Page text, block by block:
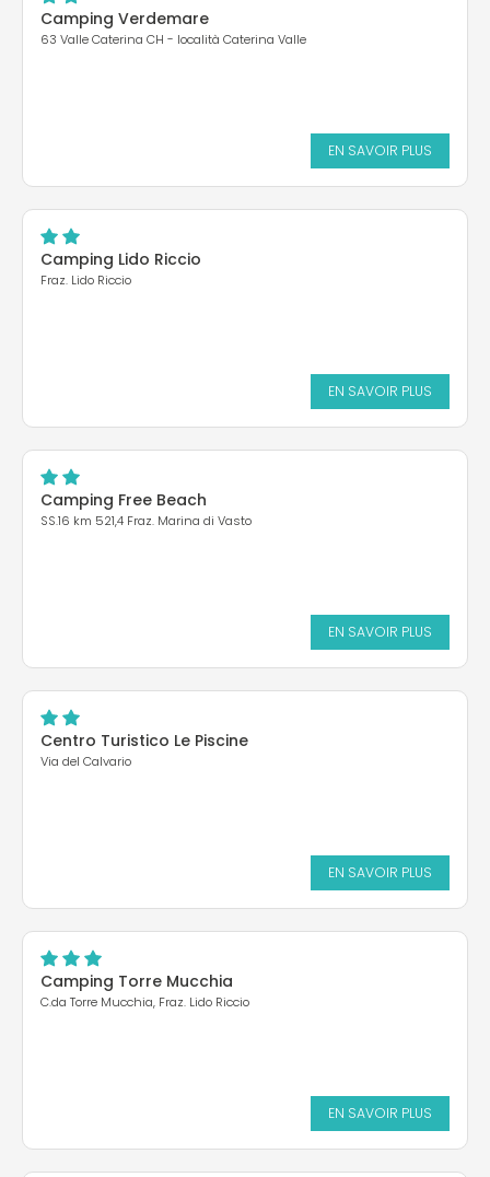
Camping Verdemare
63 Valle Caterina CH - località Caterina Valle
EN SAVOIR PLUS
Camping Lido Riccio
Fraz. Lido Riccio
EN SAVOIR PLUS
Camping Free Beach
SS.16 km 521,4 Fraz. Marina di Vasto
EN SAVOIR PLUS
Centro Turistico Le Piscine
Via del Calvario
EN SAVOIR PLUS
Camping Torre Mucchia
C.da Torre Mucchia, Fraz. Lido Riccio
EN SAVOIR PLUS